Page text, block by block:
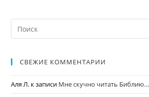
СВЕЖИЕ КОММЕНТАРИИ
Аля Л. к записи Мне скучно читать Библию…